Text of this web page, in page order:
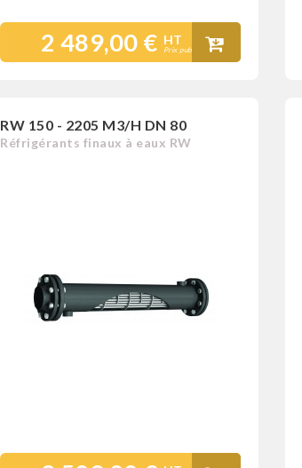
2 489,00 € HT
Prix public
RW 150 - 2205 M3/H DN 80
Réfrigérants finaux à eaux RW